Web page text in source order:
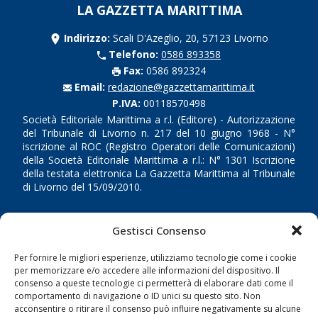
Gestisci Consenso
Per fornire le migliori esperienze, utilizziamo tecnologie come i cookie
per memorizzare e/o accedere alle informazioni del dispositivo. Il
consenso a queste tecnologie ci permetterà di elaborare dati come il
comportamento di navigazione o ID unici su questo sito. Non
acconsentire o ritirare il consenso può influire negativamente su alcune
LA GAZZETTA MARITTIMA
Indirizzo: Scali D'Azeglio, 20, 57123 Livorno
Telefono: 0586 893358
Fax: 0586 892324
Email: redazione@gazzettamarittima.it
P.IVA: 00118570498
Società Editoriale Marittima a r.l. (Editore) - Autorizzazione
del Tribunale di Livorno n. 217 del 10 giugno 1968 - N°
iscrizione al ROC (Registro Operatori delle Comunicazioni)
della Società Editoriale Marittima a r.l.: N° 1301 Iscrizione
della testata elettronica La Gazzetta Marittima al Tribunale
di Livorno del 15/09/2010.
LINK
Shipping
Porti/Interporti
Trasporti